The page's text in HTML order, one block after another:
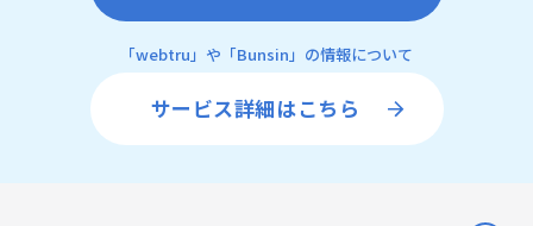
「webtru」や「Bunsin」の情報について
サービス詳細はこちら